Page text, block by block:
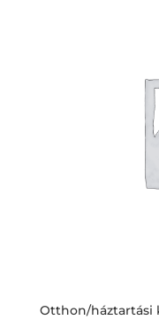
Otthon/háztartási